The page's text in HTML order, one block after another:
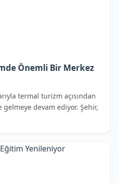
Önemli Bir Merkez
termal turizm açısından
devam ediyor. Şehir,